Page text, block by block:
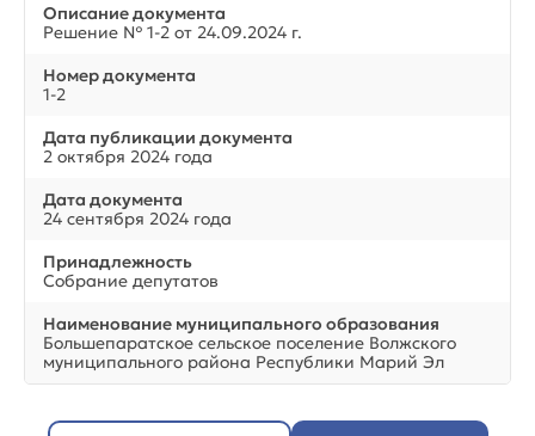
Описание документа
Решение № 1-2 от 24.09.2024 г.
Номер документа
1-2
Дата публикации документа
2 октября 2024 года
Дата документа
24 сентября 2024 года
Принадлежность
Собрание депутатов
Наименование муниципального образования
Большепаратское сельское поселение Волжского
муниципального района Республики Марий Эл